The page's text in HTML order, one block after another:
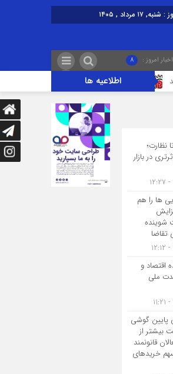
۱۷ مرداد , ۱۴۰۵
اخبار امروز : 8
اطلاعیه ها
گرانی؛ خشکشویی‌ ها را هم زمین‌گیر کرد/ افزایش ۱۱۰درصدی قیمت شوینده کاهش۴۰درصدی تقاضا
نظارت؛
در بازار
ها را هم
شوینده
اقتصاد و
ملی
گوشی
بیشتر از
قانونمند
سهم خریدهای